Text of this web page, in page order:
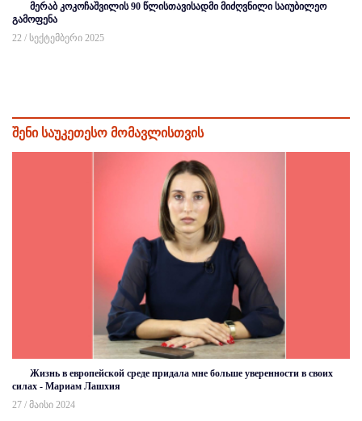
მერაბ კოკოჩაშვილის 90 წლისთავისადმი მიძღვნილი საიუბილეო
გამოფენა
22 / სექტემბერი 2025
შენი საუკეთესო მომავლისთვის
Жизнь в европейской среде придала мне больше уверенности в своих
силах - Мариам Лашхия
27 / მაისი 2024